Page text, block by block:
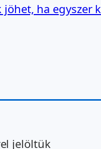
ha egyszer
jelöltük